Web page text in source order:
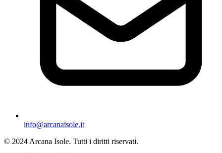
info@arcanaisole.it
© 2024 Arcana Isole. Tutti i diritti riservati.